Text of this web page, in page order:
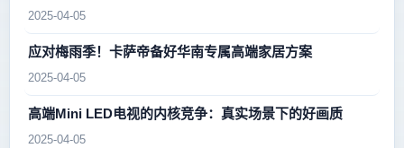
2025-04-05
应对梅雨季！卡萨帝备好华南专属高端家居方案
2025-04-05
高端Mini LED电视的内核竞争：真实场景下的好画质
2025-04-05